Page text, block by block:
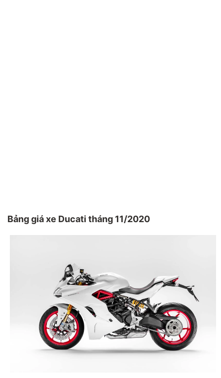
Bảng giá xe Ducati tháng 11/2020